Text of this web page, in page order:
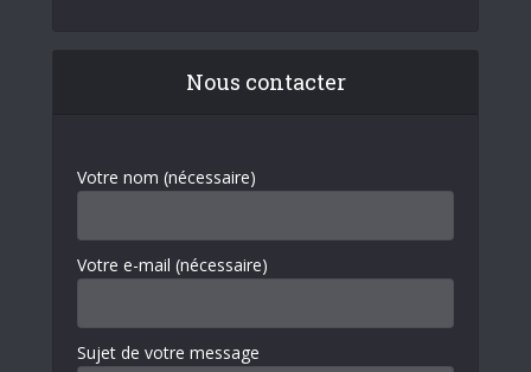
Nous contacter
Votre nom (nécessaire)
Votre e-mail (nécessaire)
Sujet de votre message